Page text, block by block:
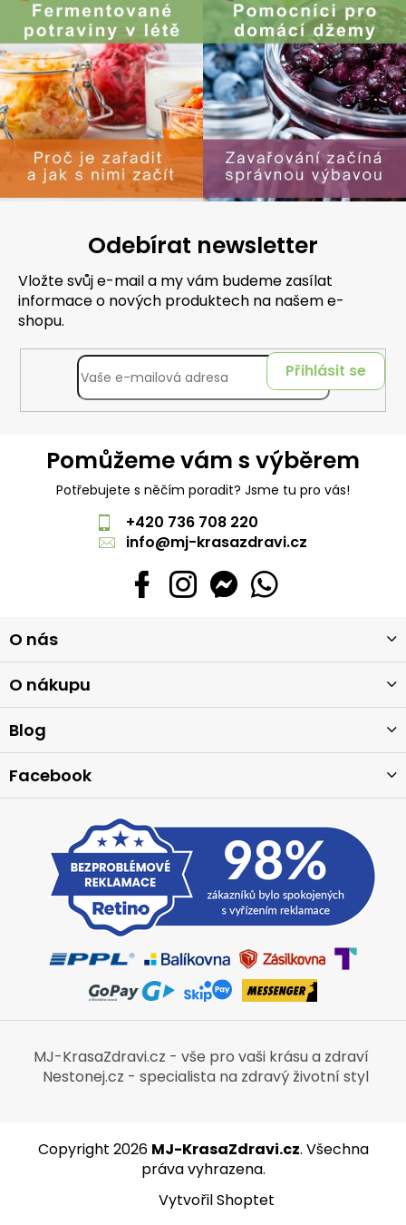
Odebírat newsletter
Vložte svůj e-mail a my vám budeme zasílat
informace o nových produktech na našem e-
shopu.
Přihlásit se
Pomůžeme vám s výběrem
Potřebujete s něčím poradit? Jsme tu pro vás!
+420 736 708 220
info@mj-krasazdravi.cz
á
p
a
t
O nás
O nákupu
Blog
Facebook
MJ-KrasaZdravi.cz - vše pro vaši krásu a zdraví
Nestonej.cz - specialista na zdravý životní styl
Vytvořil Shoptet
Copyright 2026 MJ-KrasaZdravi.cz. Všechna
práva vyhrazena.